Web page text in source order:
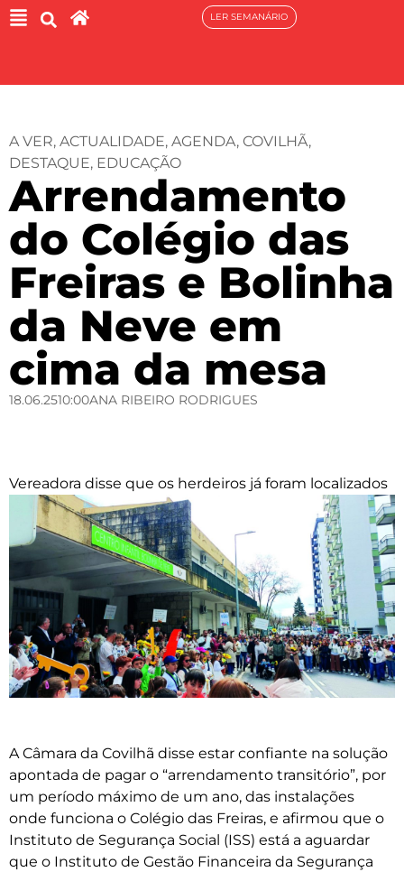
LER SEMANÁRIO
A VER, ACTUALIDADE, AGENDA, COVILHÃ,
DESTAQUE, EDUCAÇÃO
Arrendamento
do Colégio das
Freiras e Bolinha
da Neve em
cima da mesa
18.06.2510:00ANA RIBEIRO RODRIGUES
Vereadora disse que os herdeiros já foram localizados
A Câmara da Covilhã disse estar confiante na solução
apontada de pagar o “arrendamento transitório”, por
um período máximo de um ano, das instalações
onde funciona o Colégio das Freiras, e afirmou que o
Instituto de Segurança Social (ISS) está a aguardar
que o Instituto de Gestão Financeira da Segurança